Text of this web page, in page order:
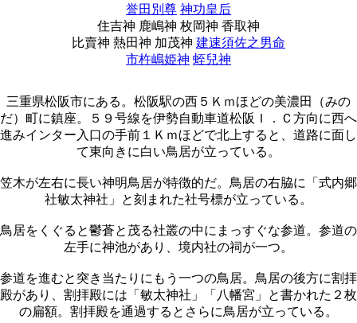
誉田別尊 神功皇后
住吉神 鹿嶋神 枚岡神 香取神
比賣神 熱田神 加茂神 建速須佐之男命
市杵嶋姫神 蛭兒神
三重県松阪市にある。松阪駅の西５Ｋｍほどの美濃田（みの
だ）町に鎮座。５９号線を伊勢自動車道松阪Ｉ．Ｃ方向に西へ
進みインター入口の手前１Ｋｍほどで北上すると、道路に面し
て東向きに白い鳥居が立っている。
笠木が左右に長い神明鳥居が特徴的だ。鳥居の右脇に「式内郷
社敏太神社」と刻まれた社号標が立っている。
鳥居をくぐると鬱蒼と茂る社叢の中にまっすぐな参道。参道の
左手に神池があり、境内社の祠が一つ。
参道を進むと突き当たりにもう一つの鳥居。鳥居の後方に割拝
殿があり、割拝殿には「敏太神社」「八幡宮」と書かれた２枚
の扁額。割拝殿を通過するとさらに鳥居が立っている。